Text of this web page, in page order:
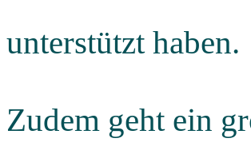
unterstützt haben.
Zudem geht ein